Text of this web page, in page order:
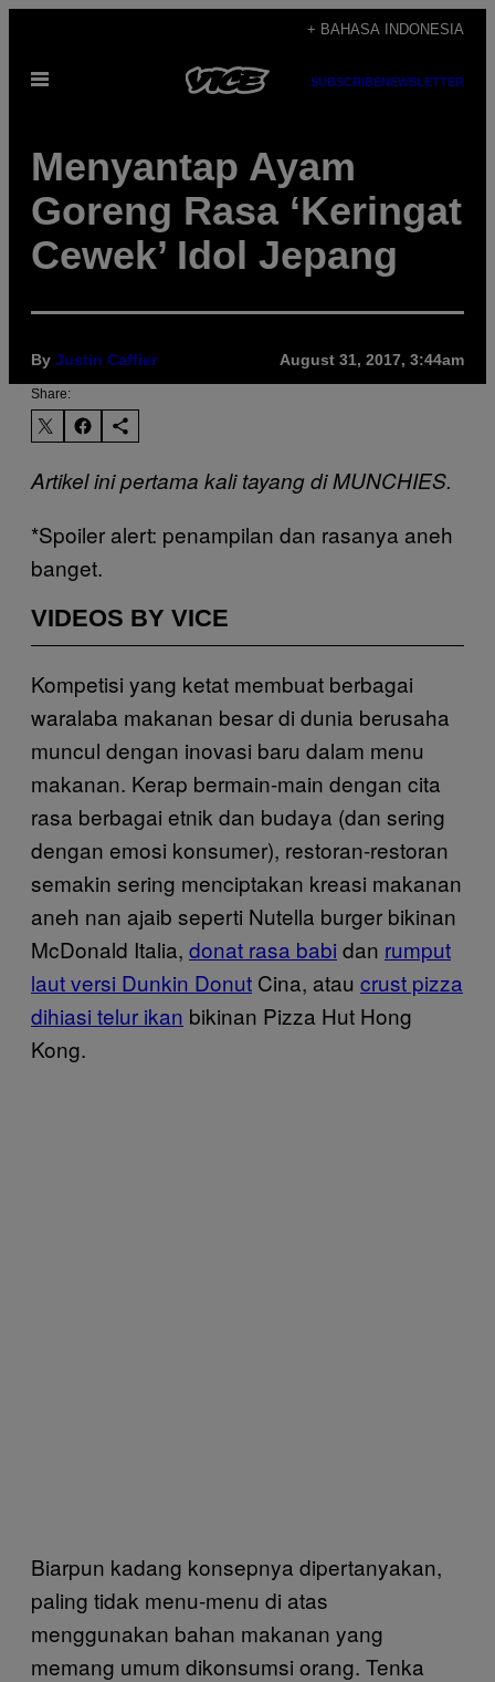
content
+ BAHASA INDONESIA
Open
SUBSCRIBENEWSLETTER
Menyantap Ayam
Goreng Rasa ‘Keringat
Cewek’ Idol Jepang
By Justin Caffier August 31, 2017, 3:44am
Share:
Artikel ini pertama kali tayang di MUNCHIES.
*Spoiler alert: penampilan dan rasanya aneh
banget.
VIDEOS BY VICE
Kompetisi yang ketat membuat berbagai
waralaba makanan besar di dunia berusaha
muncul dengan inovasi baru dalam menu
makanan. Kerap bermain-main dengan cita
rasa berbagai etnik dan budaya (dan sering
dengan emosi konsumer), restoran-restoran
semakin sering menciptakan kreasi makanan
aneh nan ajaib seperti Nutella burger bikinan
McDonald Italia, donat rasa babi dan rumput
laut versi Dunkin Donut Cina, atau crust pizza
dihiasi telur ikan bikinan Pizza Hut Hong
Kong.
Biarpun kadang konsepnya dipertanyakan,
paling tidak menu-menu di atas
menggunakan bahan makanan yang
memang umum dikonsumsi orang. Tenka